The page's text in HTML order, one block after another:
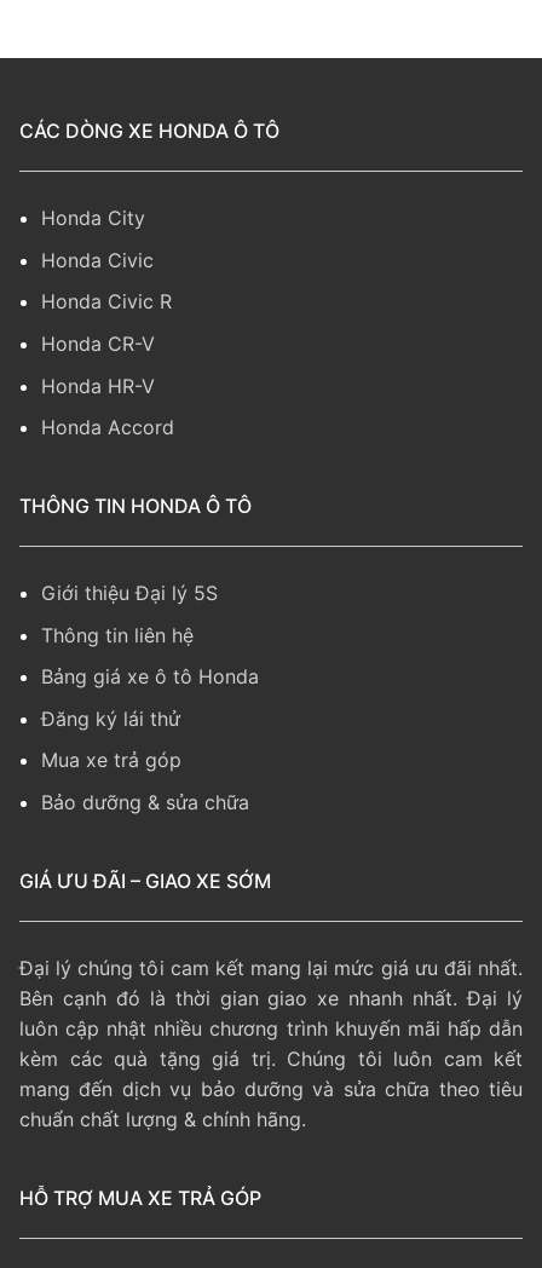
CÁC DÒNG XE HONDA Ô TÔ
Honda City
Honda Civic
Honda Civic R
Honda CR-V
Honda HR-V
Honda Accord
THÔNG TIN HONDA Ô TÔ
Giới thiệu Đại lý 5S
Thông tin liên hệ
Bảng giá xe ô tô Honda
Đăng ký lái thử
Mua xe trả góp
Bảo dưỡng & sửa chữa
GIÁ ƯU ĐÃI – GIAO XE SỚM
Đại lý chúng tôi cam kết mang lại mức giá ưu đãi nhất.
Bên cạnh đó là thời gian giao xe nhanh nhất. Đại lý
luôn cập nhật nhiều chương trình khuyến mãi hấp dẫn
kèm các quà tặng giá trị. Chúng tôi luôn cam kết
mang đến dịch vụ bảo dưỡng và sửa chữa theo tiêu
chuẩn chất lượng & chính hãng.
HỖ TRỢ MUA XE TRẢ GÓP